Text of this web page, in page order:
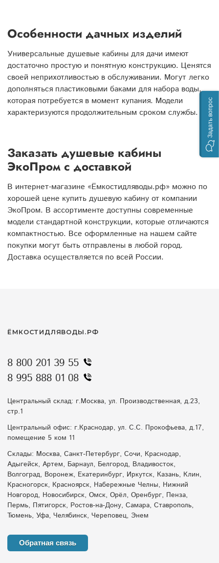
Особенности дачных изделий
Универсальные душевые кабины для дачи имеют
достаточно простую и понятную конструкцию. Ценятся
своей неприхотливостью в обслуживании. Могут легко
дополняться пластиковыми баками для набора воды,
которая потребуется в момент купания. Модели
характеризуются продолжительным сроком службы.
Заказать душевые кабины
ЭкоПром с доставкой
В интернет-магазине «Ёмкостидляводы.рф» можно по
хорошей цене купить душевую кабину от компании
ЭкоПром. В ассортименте доступны современные
модели стандартной конструкции, которые отличаются
компактностью. Все оформленные на нашем сайте
покупки могут быть отправлены в любой город.
Доставка осуществляется по всей России.
ЁМКОСТИДЛЯВОДЫ.РФ
8 800 201 39 55
8 995 888 01 08
Центральный склад: г.Москва, ул. Производственная, д.23,
стр.1
Центральный офис: г.Краснодар, ул. С.С. Прокофьева, д.17,
помещение 5 ком 11
Склады: Москва, Санкт-Петербург, Сочи, Краснодар,
Адыгейск, Артем, Барнаул, Белгород, Владивосток,
Волгоград, Воронеж, Екатеринбург, Иркутск, Казань, Клин,
Красногорск, Красноярск, Набережные Челны, Нижний
Новгород, Новосибирск, Омск, Орёл, Оренбург, Пенза,
Пермь, Пятигорск, Ростов-на-Дону, Самара, Ставрополь,
Тюмень, Уфа, Челябинск, Череповец, Энем
Обратная связь
Задать вопрос